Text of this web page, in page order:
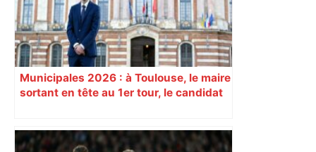
Municipales 2026 : à Toulouse, le maire
sortant en tête au 1er tour, le candidat